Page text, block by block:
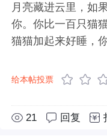
月亮藏进云里，如
你。你比一百只猫
猫猫加起来好睡，
给本帖投票
21 回复